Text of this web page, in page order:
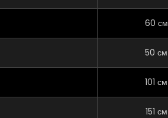
60 см
50 см
101 см
151 см